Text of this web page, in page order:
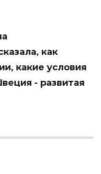
как
какие условия
- развитая